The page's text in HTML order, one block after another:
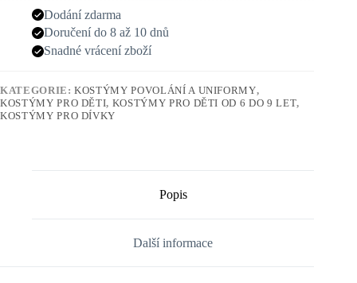
Dodání zdarma
Doručení do 8 až 10 dnů
Snadné vrácení zboží
KATEGORIE:KOSTÝMY POVOLÁNÍ A UNIFORMY,
KOSTÝMY PRO DĚTI, KOSTÝMY PRO DĚTI OD 6 DO 9 LET,
KOSTÝMY PRO DÍVKY
Popis
Další informace